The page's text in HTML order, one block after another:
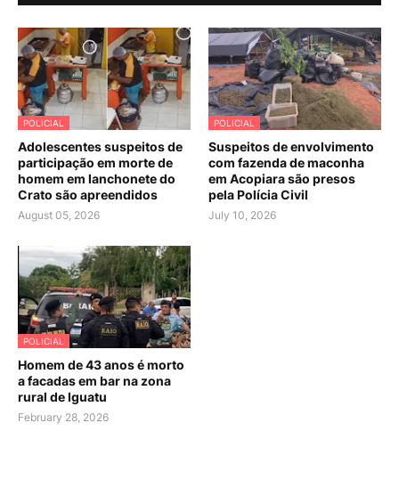
POLICIAL
Adolescentes suspeitos de
participação em morte de
homem em lanchonete do
Crato são apreendidos
August 05, 2026
POLICIAL
Suspeitos de envolvimento
com fazenda de maconha
em Acopiara são presos
pela Polícia Civil
July 10, 2026
POLICIAL
Homem de 43 anos é morto
a facadas em bar na zona
rural de Iguatu
February 28, 2026